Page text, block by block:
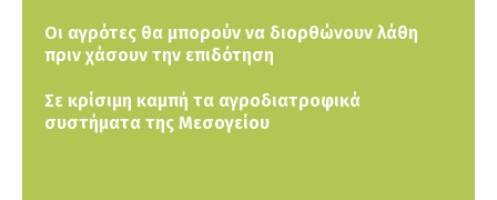
Οι αγρότες θα μπορούν να διορθώνουν λάθη
πριν χάσουν την επιδότηση
Σε κρίσιμη καμπή τα αγροδιατροφικά
συστήματα της Μεσογείου